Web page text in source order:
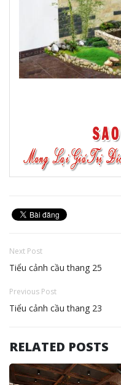
Next Post
Tiểu cảnh cầu thang 25
Previous Post
Tiểu cảnh cầu thang 23
RELATED POSTS